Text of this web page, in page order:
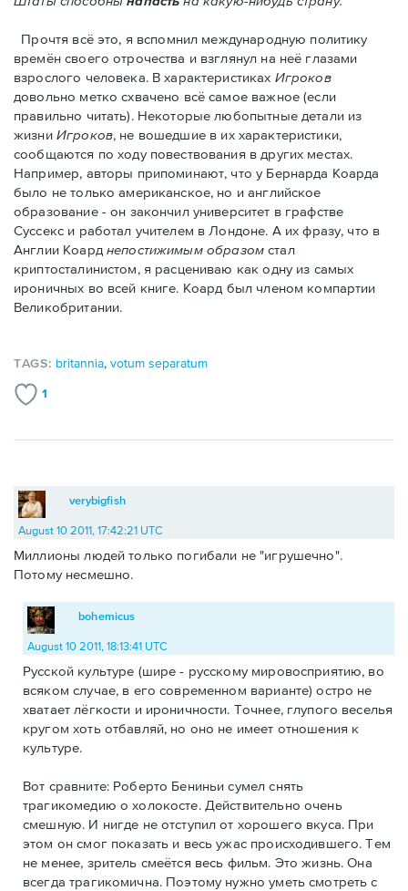
Прочтя всё это, я вспомнил международную политику
времён своего отрочества и взглянул на неё глазами
взрослого человека. В характеристиках Игроков
довольно метко схвачено всё самое важное (если
правильно читать). Некоторые любопытные детали из
жизни Игроков, не вошедшие в их характеристики,
сообщаются по ходу повествования в других местах.
Например, авторы припоминают, что у Бернарда Коарда
было не только американское, но и английское
образование - он закончил университет в графстве
Суссекс и работал учителем в Лондоне. А их фразу, что в
Англии Коард непостижимым образомстал
криптосталинистом, я расцениваю как одну из самых
ироничных во всей книге. Коард был членом компартии
Великобритании.
TAGS: britannia,votum separatum
1
verybigfish
August 10 2011, 17:42:21 UTC
Миллионы людей только погибали не "игрушечно".
Потому несмешно.
bohemicus
August 10 2011, 18:13:41 UTC
Русской культуре (шире - русскому мировосприятию, во
всяком случае, в его современном варианте) остро не
хватает лёгкости и ироничности. Точнее, глупого веселья
кругом хоть отбавляй, но оно не имеет отношения к
культуре.
Вот сравните: Роберто Бениньи сумел снять
трагикомедию о холокосте. Действительно очень
смешную. И нигде не отступил от хорошего вкуса. При
этом он смог показать и весь ужас происходившего. Тем
не менее, зритель смеётся весь фильм. Это жизнь. Она
всегда трагикомична. Поэтому нужно уметь смотреть с